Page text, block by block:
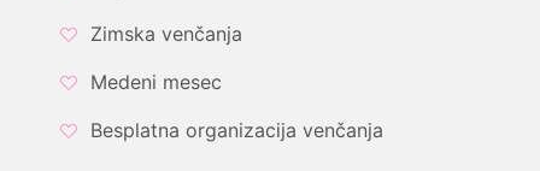
Zimska venčanja
Medeni mesec
Besplatna organizacija venčanja